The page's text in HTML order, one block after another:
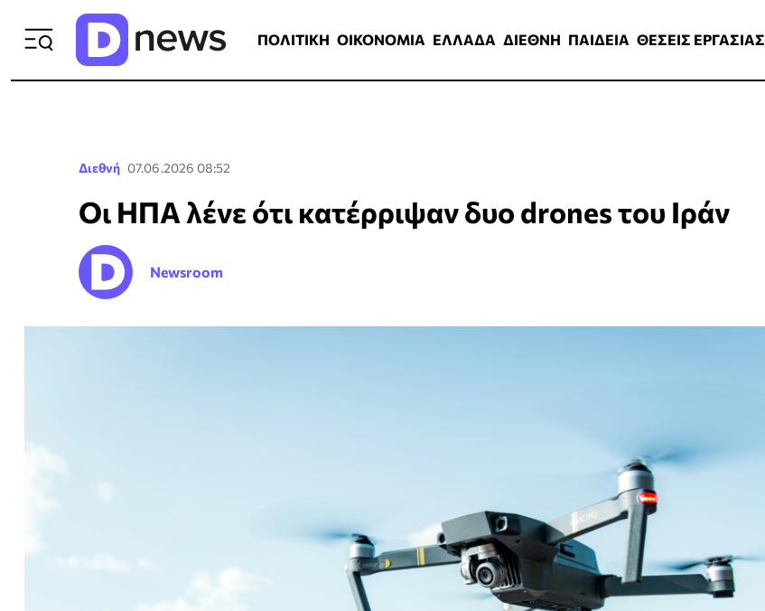
ΠΟΛΙΤΙΚΗ ΟΙΚΟΝΟΜΙΑ ΕΛΛΑΔΑ ΔΙΕΘΝΗ ΠΑΙΔΕΙΑ ΘΕΣΕΙΣ ΕΡΓΑΣΙΑΣ
Διεθνή 07.06.2026 08:52
Οι ΗΠΑ λένε ότι κατέρριψαν δυο drones του Ιράν
Newsroom